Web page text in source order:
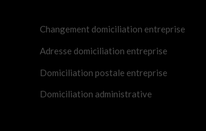
Changement domiciliation entreprise
Adresse domiciliation entreprise
Domiciliation postale entreprise
Domiciliation administrative